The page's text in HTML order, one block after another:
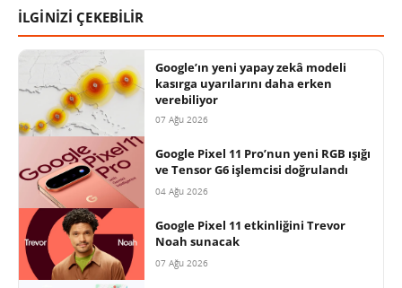
İLGİNİZİ ÇEKEBİLİR
Google’ın yeni yapay zekâ modeli
kasırga uyarılarını daha erken
verebiliyor
07 Ağu 2026
Google Pixel 11 Pro’nun yeni RGB ışığı
ve Tensor G6 işlemcisi doğrulandı
04 Ağu 2026
Google Pixel 11 etkinliğini Trevor
Noah sunacak
07 Ağu 2026